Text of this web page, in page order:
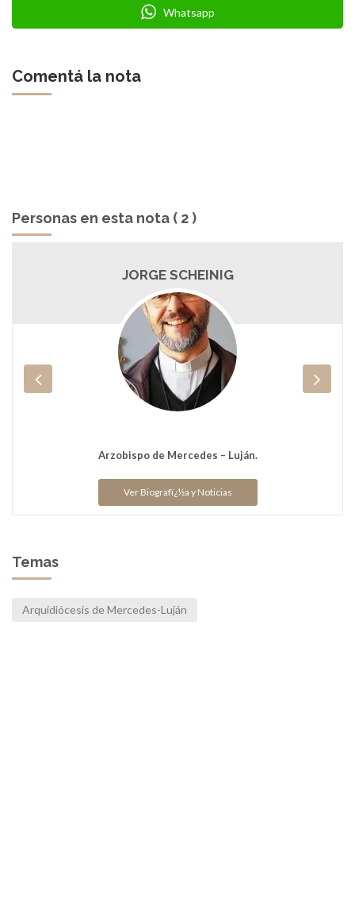
Whatsapp
Comentá la nota
Personas en esta nota ( 2 )
JORGE SCHEINIG
Arzobispo de Mercedes – Luján.
Ver Biografï¿½a y Noticias
Temas
Arquidiócesis de Mercedes-Luján